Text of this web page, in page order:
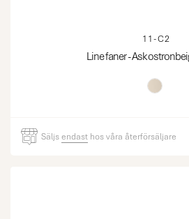
11-C2
Line faner - Ask
Säljsendast hos våra återförsäljare